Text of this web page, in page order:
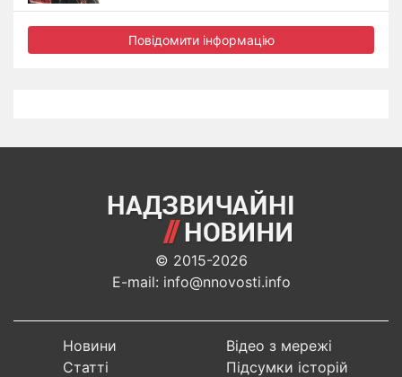
Повідомити інформацію
© 2015-2026
E-mail: info@nnovosti.info
Новини
Статті
Відео з мережі
Підсумки історій